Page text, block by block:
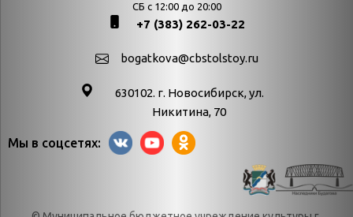
Календарь
Богатков
Выставки
День в истории
День в истории.
День в истории.
Декабрь
День в истории.
СБ с 12:00 до 20:00
+7 (383) 262-03-22
bogatkova@cbstolstoy.ru
630102. г. Новосибирск, ул.
Никитина, 70
Мы в соцсетях: